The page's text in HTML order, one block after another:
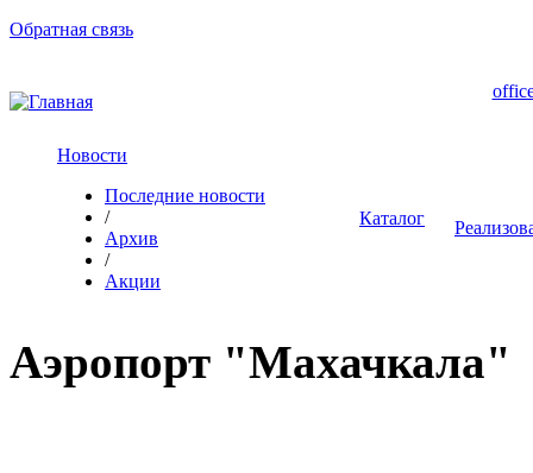
Обратная связь
Новости
Последние новости
/
Архив
/
Акции
Каталог
Аэропорт "Махачкала"